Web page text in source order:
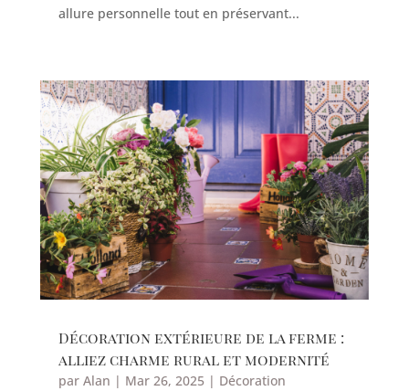
allure personnelle tout en préservant...
Décoration extérieure de la ferme :
alliez charme rural et modernité
par Alan | Mar 26, 2025| Décoration